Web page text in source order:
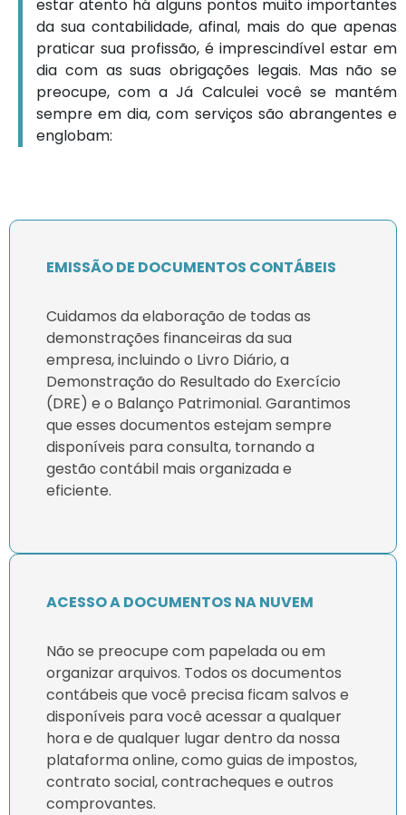
estar atento há alguns pontos muito importantes
da sua contabilidade, afinal, mais do que apenas
praticar sua profissão, é imprescindível estar em
dia com as suas obrigações legais. Mas não se
preocupe, com a Já Calculei você se mantém
sempre em dia, com serviços são abrangentes e
englobam:
EMISSÃO DE DOCUMENTOS CONTÁBEIS
Cuidamos da elaboração de todas as
demonstrações financeiras da sua
empresa, incluindo o Livro Diário, a
Demonstração do Resultado do Exercício
(DRE) e o Balanço Patrimonial. Garantimos
que esses documentos estejam sempre
disponíveis para consulta, tornando a
gestão contábil mais organizada e
eficiente.
ACESSO A DOCUMENTOS NA NUVEM
Não se preocupe com papelada ou em
organizar arquivos. Todos os documentos
contábeis que você precisa ficam salvos e
disponíveis para você acessar a qualquer
hora e de qualquer lugar dentro da nossa
plataforma online, como guias de impostos,
contrato social, contracheques e outros
comprovantes.